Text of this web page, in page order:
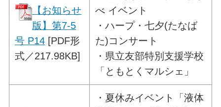
【お知らせ
版】第7-5
号 P14 [PDF形
式／217.98KB]
べ イベント
・ハープ・七夕(たなば
た)コンサート
・県立友部特別支援学校
「ともとくマルシェ」
・ 夏休みイベント「液体